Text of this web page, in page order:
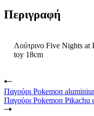
Περιγραφή
Λούτρινο Five Nights
toy 18cm
Παγούρι Pokemon
Παγούρι Pokemon Pikachu